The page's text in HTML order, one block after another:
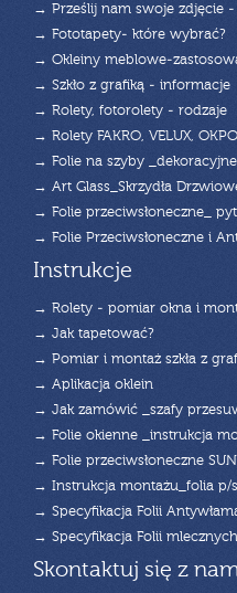
→ Prześlij nam swoje zdjęcie
→ Fototapety- które wybrać?
→ Okleiny meblowe-
→ Szkło z grafiką - informacje
→ Rolety, fotorolety - rodzaje
→ Rolety FAKRO, VELUX,
→ Folie na szyby
→ Art Glass_Skrzydła
→ Folie przeciwsłoneczne_
→ Folie Przeciwsłoneczne i
Instrukcje
→ Rolety - pomiar okna i
→ Jak tapetować?
→ Pomiar i montaż szkła z
→ Aplikacja oklein
→ Jak zamówić _szafy
→ Folie okienne _instrukcja
→ Folie przeciwsłoneczne SUN
→ Instrukcja montażu_folia p/
→ Specyfikacja Folii
→ Specyfikacja Folii
Skontaktuj się z